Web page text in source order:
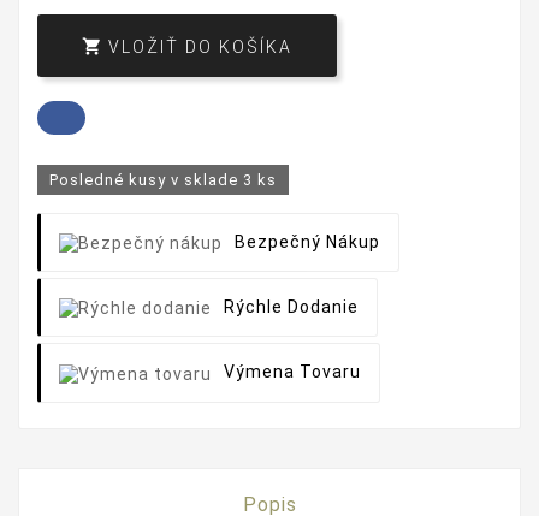
 VLOŽIŤ DO KOŠÍKA
Posledné kusy v sklade 3 ks
Bezpečný Nákup
Rýchle Dodanie
Výmena Tovaru
Popis